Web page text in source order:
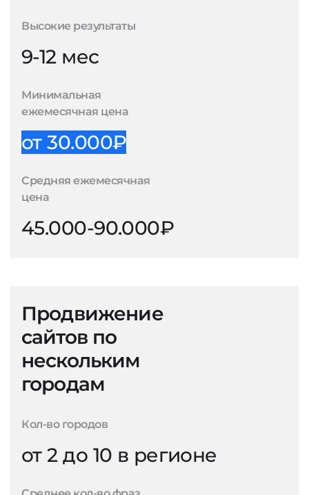
Высокие результаты
9-12 мес
Минимальная
ежемесячная цена
от 30.000₽
Средняя ежемесячная
цена
45.000-90.000₽
Продвижение
сайтов по
нескольким
городам
Кол-во городов
от 2 до 10 в регионе